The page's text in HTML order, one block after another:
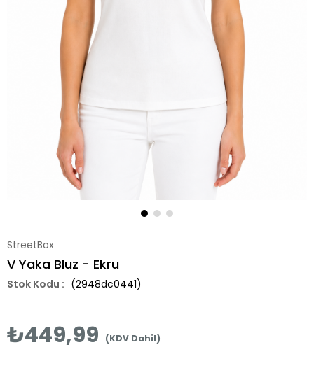
StreetBox
V Yaka Bluz - Ekru
(2948dc0441)
₺449,99 (KDV Dahil)